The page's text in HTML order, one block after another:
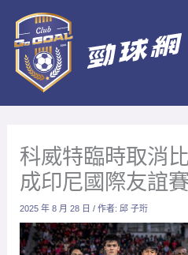
內
科威特臨時取消
成印尼國際友誼
2025 年 8 月 28 日/ 作者: 邱 子珩